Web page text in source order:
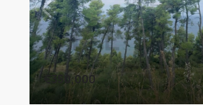
€350,000